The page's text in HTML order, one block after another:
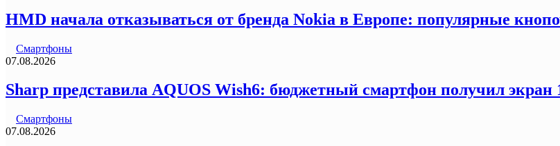
HMD начала отказываться от бренда Nokia в Европе: популярные
Смартфоны
07.08.2026
Sharp представила AQUOS Wish6: бюджетный смартфон получил
Смартфоны
07.08.2026